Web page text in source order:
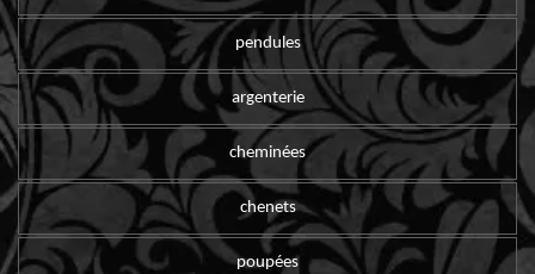
pendules
argenterie
cheminées
chenets
poupées